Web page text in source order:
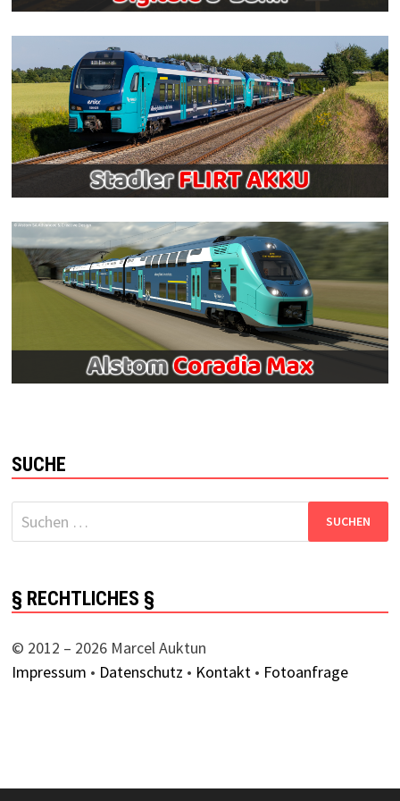
SUCHE
Suchen
nach:
§ RECHTLICHES §
© 2012 – 2026 Marcel Auktun
Impressum • Datenschutz • Kontakt• Fotoanfrage